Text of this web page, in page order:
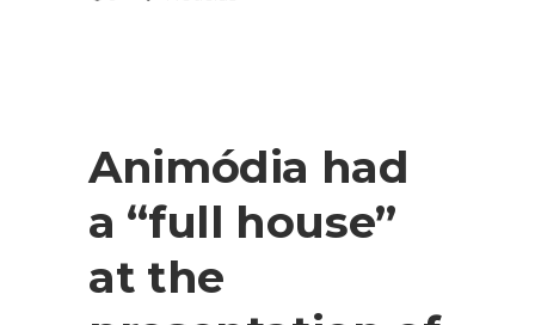
Animódia had
a “full house”
at the